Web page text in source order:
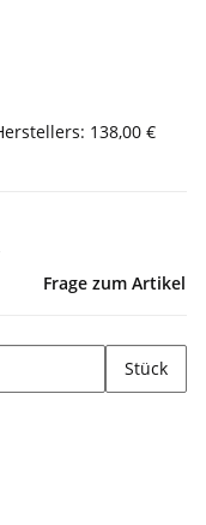
: 138,00 €
Frage zum Artikel
Stück